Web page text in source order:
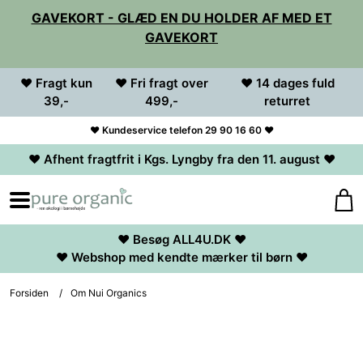
GAVEKORT - GLÆD EN DU HOLDER AF MED ET
GAVEKORT
♥ Fragt kun
39,-
♥ Fri fragt over
499,-
♥ 14 dages fuld
returret
♥ Kundeservice telefon 29 90 16 60 ♥
♥ Afhent fragtfrit i Kgs. Lyngby fra den 11. august ♥
♥ Besøg ALL4U.DK ♥
♥ Webshop med kendte mærker til børn ♥
Forsiden / Om Nui Organics